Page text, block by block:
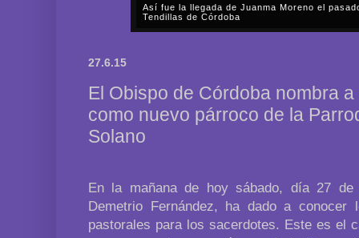
Así fue la llegada de Juanma Moreno el
Tendillas de Córdoba
27.6.15
El Obispo de Córdoba nombra
como nuevo párroco de la
Solano
En la mañana de hoy sábado, día 27
Demetrio Fernández, ha dado a
pastorales para los sacerdotes. Este es el